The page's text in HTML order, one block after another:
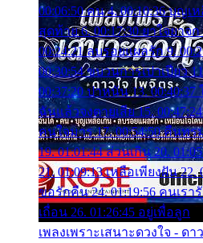
00:06:50 คน 4. 00:10:36 บุญเ
สุดท้าย 6. 00:17:30 ยาใจยาจ
00:24:21 ลบรอยแผลรัก 9.
00:30:54 ขบวนการเปาเปียว
00:37:20 ปาหนัน 13. 00:40:37
ฉันแล้วจงตายเสีย 15.
คนใจมาร 17. 00:54:50 คืนทร
19. 01:01:44 ส่วนเกิน 20.
21. 01:09:13 เหลือเพียงฝัน 22.
ขอรักคืน 24. 01:19:56 คนเรา
เถื่อน 26. 01:26:45 อยู่เพื่อลูก
เพลงเพราะเสนาะดวงใจ - ดา